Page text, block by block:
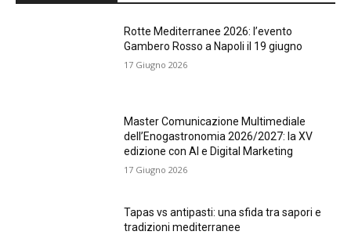
Rotte Mediterranee 2026: l’evento
Gambero Rosso a Napoli il 19 giugno
17 Giugno 2026
Master Comunicazione Multimediale
dell’Enogastronomia 2026/2027: la XV
edizione con AI e Digital Marketing
17 Giugno 2026
Tapas vs antipasti: una sfida tra sapori e
tradizioni mediterranee